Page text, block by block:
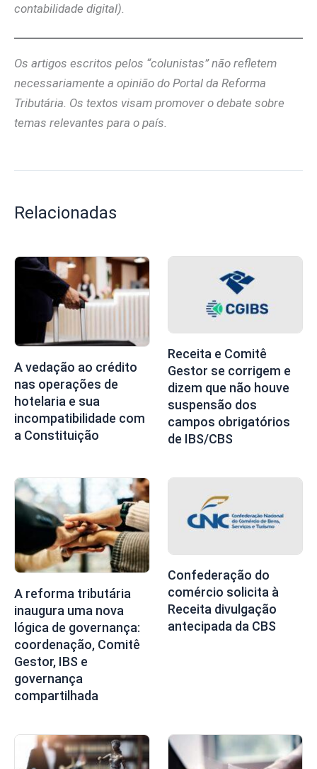
contabilidade digital).
Os artigos escritos pelos “colunistas” não refletem
necessariamente a opinião do Portal da Reforma
Tributária. Os textos visam promover o debate sobre
temas relevantes para o país.
Relacionadas
A vedação ao crédito
nas operações de
hotelaria e sua
incompatibilidade com
a Constituição
Receita e Comitê
Gestor se corrigem e
dizem que não houve
suspensão dos
campos obrigatórios
de IBS/CBS
A reforma tributária
inaugura uma nova
lógica de governança:
coordenação, Comitê
Gestor, IBS e
governança
compartilhada
Confederação do
comércio solicita à
Receita divulgação
antecipada da CBS